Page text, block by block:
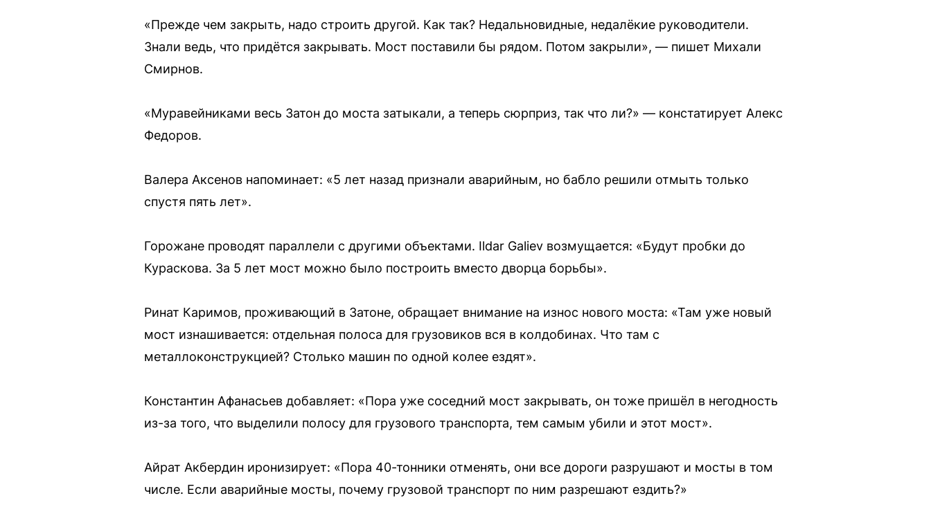
«Прежде чем закрыть, надо строить другой. Как так? Недальновидные, недалёкие руководители.
Знали ведь, что придётся закрывать. Мост поставили бы рядом. Потом закрыли», — пишет Михали
Смирнов.
«Муравейниками весь Затон до моста затыкали, а теперь сюрприз, так что ли?» — констатирует Алекс
Федоров.
Валера Аксенов напоминает: «5 лет назад признали аварийным, но бабло решили отмыть только
спустя пять лет».
Горожане проводят параллели с другими объектами. Ildar Galiev возмущается: «Будут пробки до
Кураскова. За 5 лет мост можно было построить вместо дворца борьбы».
Ринат Каримов, проживающий в Затоне, обращает внимание на износ нового моста: «Там уже новый
мост изнашивается: отдельная полоса для грузовиков вся в колдобинах. Что там с
металлоконструкцией? Столько машин по одной колее ездят».
Константин Афанасьев добавляет: «Пора уже соседний мост закрывать, он тоже пришёл в негодность
из-за того, что выделили полосу для грузового транспорта, тем самым убили и этот мост».
Айрат Акбердин иронизирует: «Пора 40-тонники отменять, они все дороги разрушают и мосты в том
числе. Если аварийные мосты, почему грузовой транспорт по ним разрешают ездить?»